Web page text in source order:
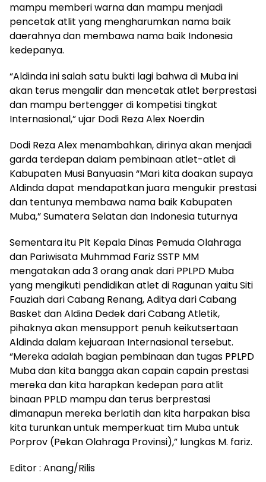
mampu memberi warna dan mampu menjadi
pencetak atlit yang mengharumkan nama baik
daerahnya dan membawa nama baik Indonesia
kedepanya.
“Aldinda ini salah satu bukti lagi bahwa di Muba ini
akan terus mengalir dan mencetak atlet berprestasi
dan mampu bertengger di kompetisi tingkat
Internasional,” ujar Dodi Reza Alex Noerdin
Dodi Reza Alex menambahkan, dirinya akan menjadi
garda terdepan dalam pembinaan atlet-atlet di
Kabupaten Musi Banyuasin “Mari kita doakan supaya
Aldinda dapat mendapatkan juara mengukir prestasi
dan tentunya membawa nama baik Kabupaten
Muba,” Sumatera Selatan dan Indonesia tuturnya
Sementara itu Plt Kepala Dinas Pemuda Olahraga
dan Pariwisata Muhmmad Fariz SSTP MM
mengatakan ada 3 orang anak dari PPLPD Muba
yang mengikuti pendidikan atlet di Ragunan yaitu Siti
Fauziah dari Cabang Renang, Aditya dari Cabang
Basket dan Aldina Dedek dari Cabang Atletik,
pihaknya akan mensupport penuh keikutsertaan
Aldinda dalam kejuaraan Internasional tersebut.
“Mereka adalah bagian pembinaan dan tugas PPLPD
Muba dan kita bangga akan capain capain prestasi
mereka dan kita harapkan kedepan para atlit
binaan PPLD mampu dan terus berprestasi
dimanapun mereka berlatih dan kita harpakan bisa
kita turunkan untuk memperkuat tim Muba untuk
Porprov (Pekan Olahraga Provinsi),” lungkas M. fariz.
Editor : Anang/Rilis